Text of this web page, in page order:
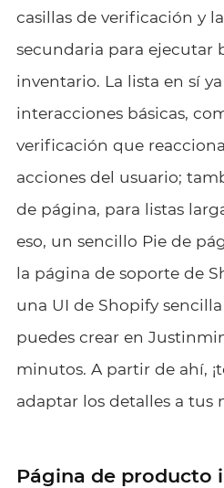
casillas de verificación y
secundaria para ejecutar
inventario. La lista en sí
interacciones básicas,
verificación que
acciones del usuario;
de página, para listas
eso, un sencillo Pie de
la página de soporte de
una UI de Shopify
puedes crear en
minutos. A partir de ahí,
adaptar los detalles a tus
Página de producto